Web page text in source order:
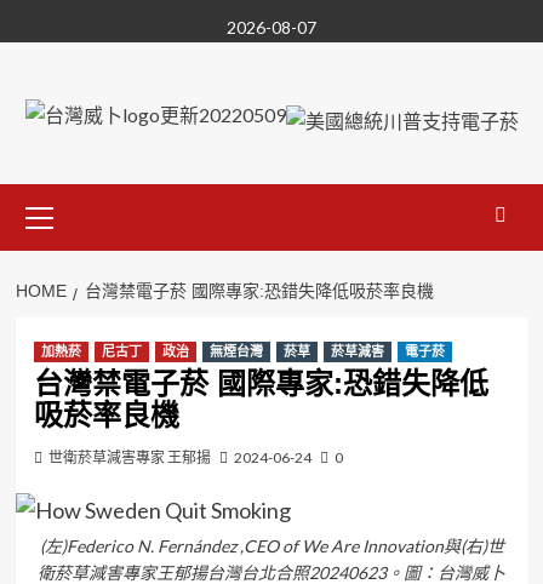
to
2026-08-07
Menu
HOME 台灣禁電子菸 國際專家:恐錯失降低吸菸率良機
加熱菸 尼古丁 政治 無煙台灣 菸草 菸草減害 電子菸
台灣禁電子菸 國際專家:恐錯失降低
吸菸率良機
世衛菸草減害專家 王郁揚 2024-06-24 0
(左)Federico N. Fernández ,CEO of We Are Innovation與(右)世
衛菸草減害專家王郁揚台灣台北合照20240623。圖：台灣威卜